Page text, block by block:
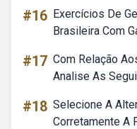
#16 Exercícios De
Brasileira Com
#17 Com Relação
Analise As
#18 Selecione A
Corretamente A